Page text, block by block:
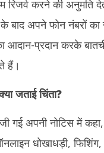
रिजर्व करने की अनुमति
बाद अपने फोन नंबरों का
आदान-प्रदान करके
हैं।
जताई चिंता?
गई अपनी नोटिस में कहा,
धोखाधड़ी,